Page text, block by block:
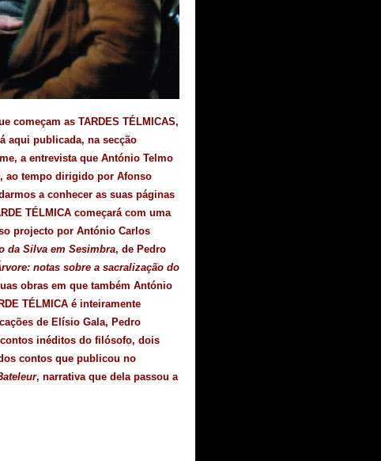
começam as TARDES TÉLMICAS,
aqui publicada, na secção
a entrevista que António Telmo
, ao tempo dirigido por Afonso
a conhecer as suas páginas
TÉLMICA começará com uma
projecto por António Carlos
da Silva em Sesimbra, de Pedro
notas sobre a sacralização do
obras em que também António
TÉLMICA é inteiramente
de Elísio Gala, Pedro
inéditos do filósofo, dois
contos que publicou no
, narrativa que dela passou a